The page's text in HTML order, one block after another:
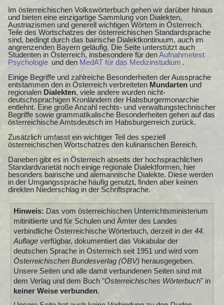
Im österreichischen Volkswörterbuch gehen wir darüber hinaus
und bieten eine einzigartige Sammlung von Dialekten,
Austriazismen und generell wichtigen Wörtern in Österreich.
Teile des Wortschatzes der österreichischen Standardsprache
sind, bedingt durch das bairische Dialektkontinuum, auch im
angrenzenden Bayern geläufig. Die Seite unterstützt auch
Studenten in Österreich, insbesondere für denAufnahmetest
Psychologie und den MedAT für das Medizinstudium .
Einige Begriffe und zahlreiche Besonderheiten der Aussprache
entstammen den in Österreich verbreiteten Mundarten und
regionalen Dialekten, viele andere wurden nicht-
deutschsprachigen Kronländern der Habsburgermonarchie
entlehnt. Eine große Anzahl rechts- und verwaltungstechnischer
Begriffe sowie grammatikalische Besonderheiten gehen auf das
österreichische Amtsdeutsch im Habsburgerreich zurück.
Zusätzlich umfasst ein wichtiger Teil des speziell
österreichischen Wortschatzes den kulinarischen Bereich.
Daneben gibt es in Österreich abseits der hochsprachlichen
Standardvarietät noch einige regionale Dialektformen, hier
besonders bairische und alemannische Dialekte. Diese werden
in der Umgangssprache häufig genutzt, finden aber keinen
direkten Niederschlag in der Schriftsprache.
Hinweis: Das vom österreichischen Unterrichtsministerium
mitinitiierte und für Schulen und Ämter des Landes
verbindliche Österreichische Wörterbuch, derzeit in der 44.
Auflageverfügbar, dokumentiert das Vokabular der
deutschen Sprache in Österreich seit 1951 und wird vom
Österreichischen Bundesverlag (ÖBV) herausgegeben.
Unsere Seiten und alle damit verbundenen Seiten sind mit
dem Verlag und dem Buch "Österreichisches Wörterbuch" in
keiner Weise verbunden.